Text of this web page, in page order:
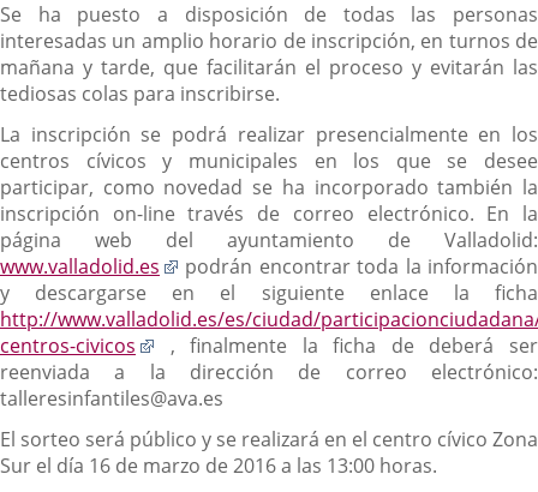
Se ha puesto a disposición de todas las personas
interesadas un amplio horario de inscripción, en turnos de
mañana y tarde, que facilitarán el proceso y evitarán las
tediosas colas para inscribirse.
La inscripción se podrá realizar presencialmente en los
centros cívicos y municipales en los que se desee
participar, como novedad se ha incorporado también la
inscripción on-line través de correo electrónico. En la
página web del ayuntamiento de Valladolid:
www.valladolid.es
Enlace
a
una
aplicación
externa.
podrán encontrar toda la información
y descargarse en el siguiente enlace la ficha
http://www.valladolid.es/es/ciudad/
centros-civicos
Enlace
a
una
externa.
, finalmente la ficha de deberá ser
reenviada a la dirección de correo electrónico:
talleresinfantiles@ava.es
El sorteo será público y se realizará en el centro cívico Zona
Sur el día 16 de marzo de 2016 a las 13:00 horas.